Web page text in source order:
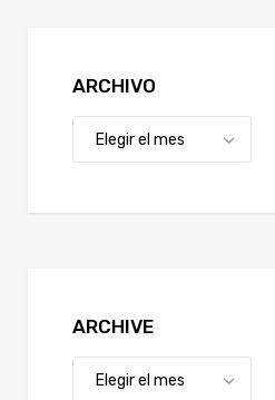
ARCHIVO
ARCHIVE